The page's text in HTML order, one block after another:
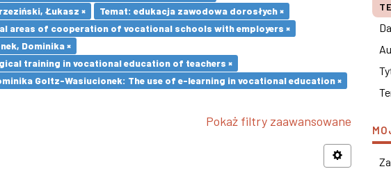
Łukasz ×
Temat: edukacja zawodowa dorosłych ×
areas of cooperation of vocational schools with employers ×
Dominika ×
training in vocational education of teachers ×
Goltz-Wasiucionek: The use of e-learning in vocational education ×
Pokaż filtry zaawansowane